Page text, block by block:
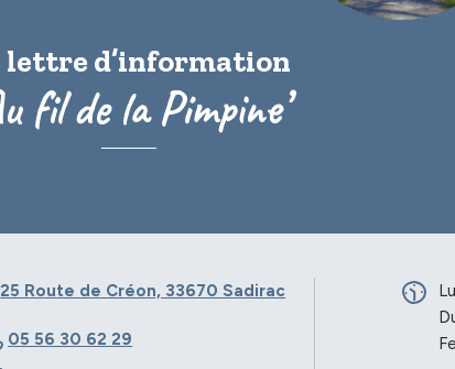
lettre d’information
fil de la Pimpine’
25 Route de Créon, 33670 Sadirac
05 56 30 62 29